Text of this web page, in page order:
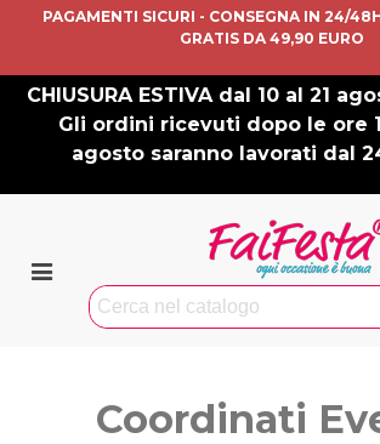
PAGAMENTI SICURI - CONSEGNA IN 24/
GRATIS DA 49,90 EURO
CHIUSURA ESTIVA dal 10 al 21
Gli ordini ricevuti dopo le ore
agosto saranno lavorati dal
Coordinati